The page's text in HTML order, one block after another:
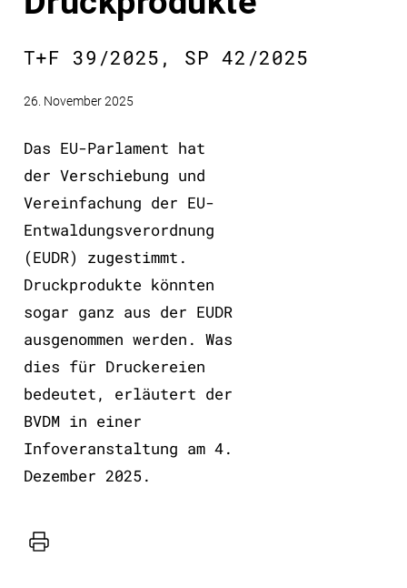
T+F 39/2025, SP 42/2025
26. November 2025
Das EU-Parlament hat
der Verschiebung und
Vereinfachung der EU-
Entwaldungsverordnung
(EUDR) zugestimmt.
Druckprodukte könnten
sogar ganz aus der EUDR
ausgenommen werden. Was
dies für Druckereien
bedeutet, erläutert der
BVDM in einer
Infoveranstaltung am 4.
Dezember 2025.
Drucker